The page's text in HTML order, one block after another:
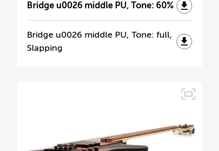
Bridge u0026 middle PU, Tone: 60%
Bridge u0026 middle PU, Tone: full,
Slapping